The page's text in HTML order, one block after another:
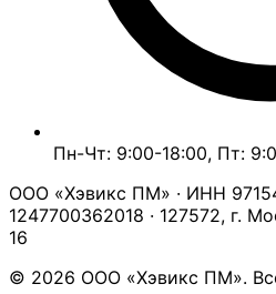
Пн-Чт: 9:00-18:00, Пт:
ООО «Хэвикс ПМ» · ИНН
1247700362018 · 127572, г.
16
© 2026 ООО «Хэвикс ПМ».